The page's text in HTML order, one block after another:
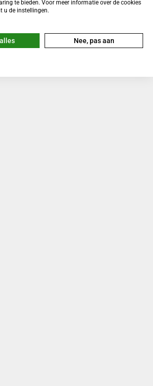
te bieden. Voor meer informatie over de cookies
u de instellingen.
Nee, pas aan